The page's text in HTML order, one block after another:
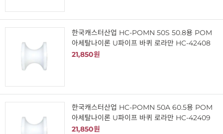
한국캐스터산업 HC-POMN 50S 50.8용 POM
아세탈나이론 U파이프 바퀴 로라만 HC-42408
21,850원
한국캐스터산업 HC-POMN 50A 60.5용 POM
아세탈나이론 U파이프 바퀴 로라만 HC-42409
21,850원